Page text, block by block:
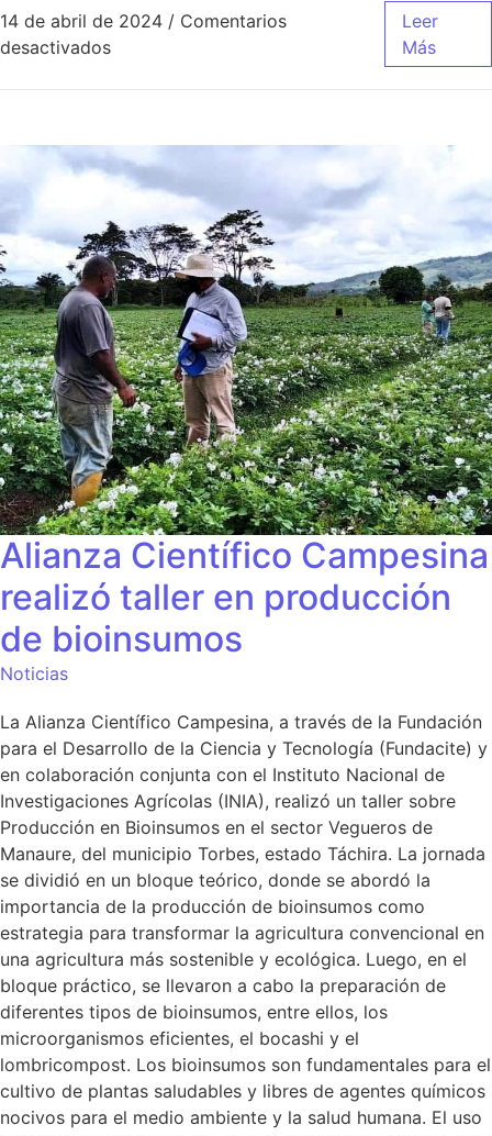
14 de abril de 2024 / Comentarios
desactivados
Leer
Más
Alianza Científico Campesina
realizó taller en producción
de bioinsumos
Noticias
La Alianza Científico Campesina, a través de la Fundación
para el Desarrollo de la Ciencia y Tecnología (Fundacite) y
en colaboración conjunta con el Instituto Nacional de
Investigaciones Agrícolas (INIA), realizó un taller sobre
Producción en Bioinsumos en el sector Vegueros de
Manaure, del municipio Torbes, estado Táchira. La jornada
se dividió en un bloque teórico, donde se abordó la
importancia de la producción de bioinsumos como
estrategia para transformar la agricultura convencional en
una agricultura más sostenible y ecológica. Luego, en el
bloque práctico, se llevaron a cabo la preparación de
diferentes tipos de bioinsumos, entre ellos, los
microorganismos eficientes, el bocashi y el
lombricompost. Los bioinsumos son fundamentales para el
cultivo de plantas saludables y libres de agentes químicos
nocivos para el medio ambiente y la salud humana. El uso